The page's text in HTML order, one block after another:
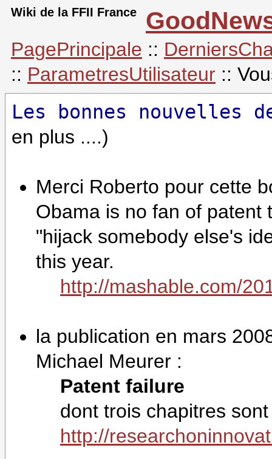
Wiki de la FFII France
PagePrincipale ::
:: ParametresUtilisateur ::
Les bonnes nouvelles
en plus ....)
Merci Roberto pour cette
Obama is no fan of patent
"hijack somebody else's
this year.
http://mashable.com/
la publication en mars
Michael Meurer :
Patent failure
dont trois chapitres
http://